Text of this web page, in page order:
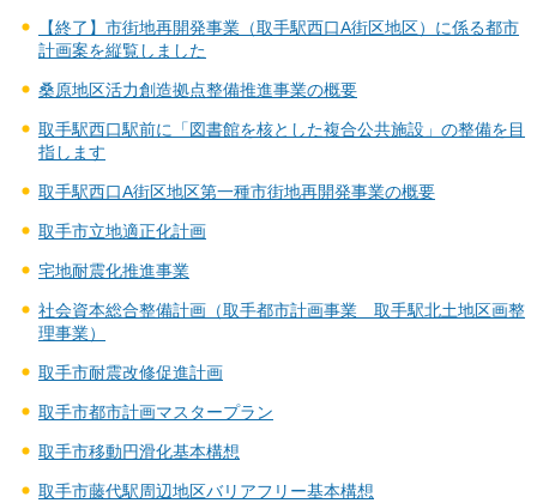
【終了】市街地再開発事業（取手駅西口A街区地区）に係る都市
計画案を縦覧しました
桑原地区活力創造拠点整備推進事業の概要
取手駅西口駅前に「図書館を核とした複合公共施設」の整備を目
指します
取手駅西口A街区地区第一種市街地再開発事業の概要
取手市立地適正化計画
宅地耐震化推進事業
社会資本総合整備計画（取手都市計画事業 取手駅北土地区画整
理事業）
取手市耐震改修促進計画
取手市都市計画マスタープラン
取手市移動円滑化基本構想
取手市藤代駅周辺地区バリアフリー基本構想